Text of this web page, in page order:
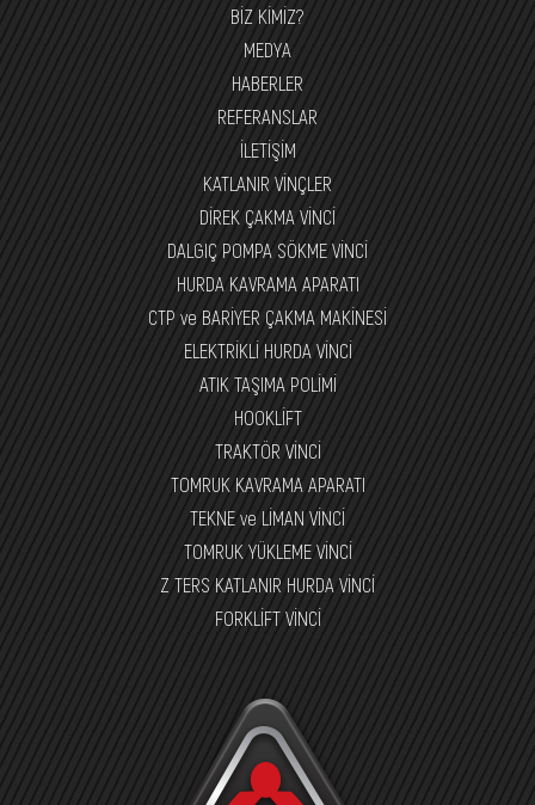
BİZ KİMİZ?
MEDYA
HABERLER
REFERANSLAR
İLETİŞİM
KATLANIR VİNÇLER
DİREK ÇAKMA VİNCİ
DALGIÇ POMPA SÖKME VİNCİ
HURDA KAVRAMA APARATI
CTP ve BARİYER ÇAKMA MAKİNESİ
ELEKTRİKLİ HURDA VİNCİ
ATIK TAŞIMA POLİMİ
HOOKLİFT
TRAKTÖR VİNCİ
TOMRUK KAVRAMA APARATI
TEKNE ve LİMAN VİNCİ
TOMRUK YÜKLEME VİNCİ
Z TERS KATLANIR HURDA VİNCİ
FORKLİFT VİNCİ